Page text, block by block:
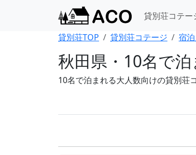
貸別荘コテー
貸別荘TOP
貸別荘コテージ 宿
秋田県・10名で
10名で泊まれる大人数向けの貸別荘